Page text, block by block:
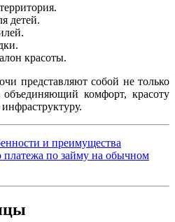
детей.
красоты.
представляют собой не только
комфорт, красоту
и преимущества
платежа по займу на обычном